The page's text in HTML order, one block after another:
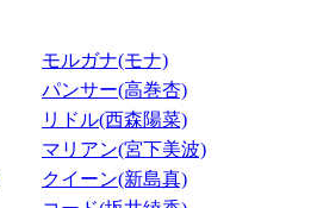
モルガナ(モナ)
パンサー(高巻杏)
リドル(西森陽菜)
マリアン(宮下美波)
クイーン(新島真)